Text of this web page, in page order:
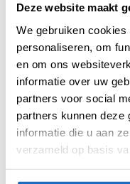
Deze website maakt
We gebruiken
personaliseren, om
en om ons
informatie over uw
partners voor social
partners kunnen deze
informatie die u aan
verzameld op basis
KLEDING
Target Coolplay
Rob Cross Shirt 2025
€59,95
Oorspronkelijke
prijs
was:
€59,95.
€29,90Huidige
prijs
is:
€29,90.
SALE